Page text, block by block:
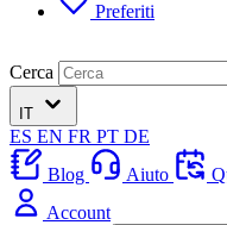
Preferiti
Cerca
IT
ES EN FR PT DE
Blog
Aiuto
Account